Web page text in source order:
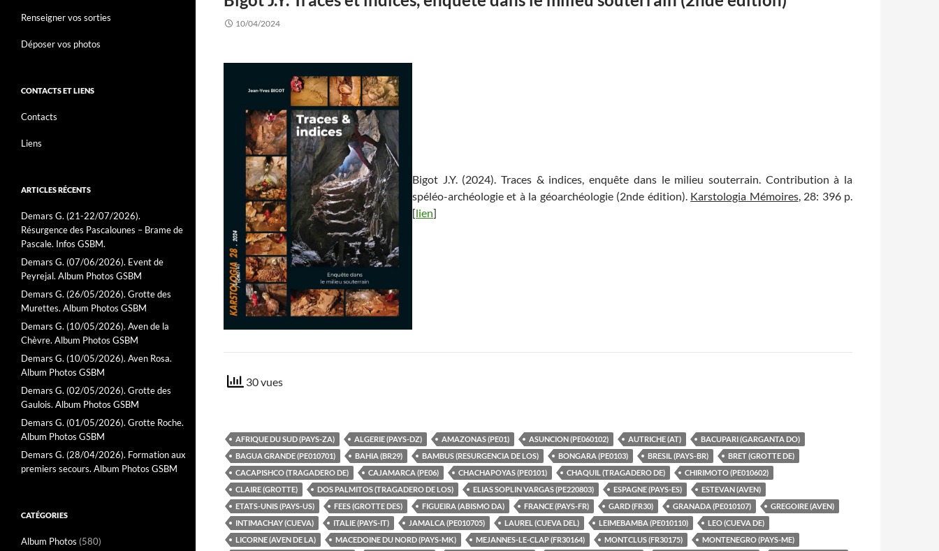
10/04/2024
Bigot J.Y. (2024). Traces & indices, enquête dans le milieu souterrain. Contribution à la
spéléo-archéologie et à la géoarchéologie (2nde édition). Karstologia Mémoires, 28: 396 p.
[lien]
30 vues
AFRIQUE DU SUD (PAYS-ZA) ALGERIE (PAYS-DZ) AMAZONAS (PE01) ASUNCION (PE060102) AUTRICHE (AT)
BACUPARI (GARGANTA DO)
BAGUA GRANDE (PE010701)
BAHIA (BR29) BAMBUS (RESURGENCIA DE LOS) BONGARA (PE0103) BRESIL (PAYS-BR)
BRET (GROTTE DE)
CACAPISHCO (TRAGADERO DE)
CAJAMARCA (PE06) CHACHAPOYAS (PE0101) CHAQUIL (TRAGADERO DE)
CHIRIMOTO (PE010602)
CLAIRE (GROTTE)
DOS PALMITOS (TRAGADERO DE LOS) ELIAS SOPLIN VARGAS (PE220803) ESPAGNE (PAYS-ES)
ESTEVAN (AVEN)
ETATS-UNIS (PAYS-US)
FEES (GROTTE DES) FIGUEIRA (ABISMO DA) FRANCE (PAYS-FR) GARD (FR30) GRANADA (PE010107)
GREGOIRE (AVEN)
INTIMACHAY (CUEVA)
ITALIE (PAYS-IT) JAMALCA (PE010705) LAUREL (CUEVA DEL) LEIMEBAMBA (PE010110)
LEO (CUEVA DE)
LICORNE (AVEN DE LA)
MACEDOINE DU NORD (PAYS-MK) MEJANNES-LE-CLAP (FR30164) MONTCLUS (FR30175)
MONTENEGRO (PAYS-ME)
Renseigner vos sorties
Déposer vos photos
CONTACTS ET LIENS
Contacts
Liens
ARTICLES RÉCENTS
Demars G. (21-22/07/2026).
Résurgence des Pascalounes – Brame de
Pascale. Infos GSBM.
Demars G. (07/06/2026). Event de
Peyrejal. Album Photos GSBM
Demars G. (26/05/2026). Grotte des
Murettes. Album Photos GSBM
Demars G. (10/05/2026). Aven de la
Chèvre. Album Photos GSBM
Demars G. (10/05/2026). Aven Rosa.
Album Photos GSBM
Demars G. (02/05/2026). Grotte des
Gaulois. Album Photos GSBM
Demars G. (01/05/2026). Grotte Roche.
Album Photos GSBM
Demars G. (28/04/2026). Formation aux
premiers secours. Album Photos GSBM
CATÉGORIES
Album Photos (580)